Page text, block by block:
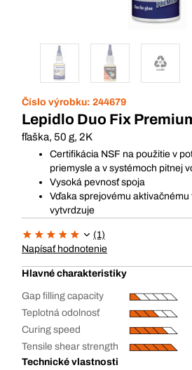
Číslo výrobku: 244679
Lepidlo Duo Fix
fľaška, 50 g, 2K
Certifikácia NSF na použitie v
priemysle a v systémoch pitnej
Vysoká pevnosť spoja
Vďaka sprejovému
vytvrdzuje
(1)
Napísať hodnotenie
Hlavné charakteristiky
Gap filling capacity
Teplotná odolnosť
Curing speed
Tensile shear strength
Technické vlastnosti